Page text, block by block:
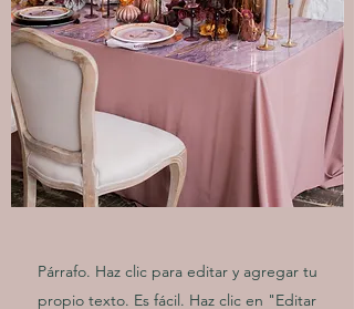
Párrafo. Haz clic para editar y agregar tu
propio texto. Es fácil. Haz clic en "Editar